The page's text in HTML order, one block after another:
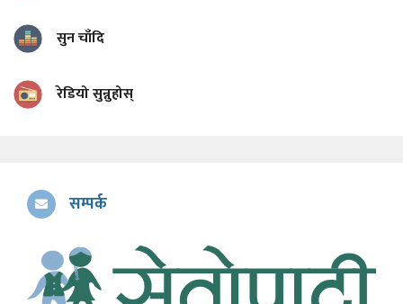
सुन चाँदि
रेडियो सुन्नुहोस्
सम्पर्क